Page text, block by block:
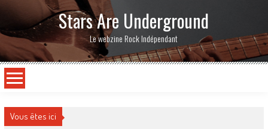
Stars Are Underground
Le webzine Rock Indépendant
Vous êtes ici